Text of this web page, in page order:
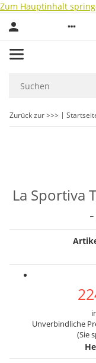
Zum Hauptinhalt
Zurück zur >>>
La Sportiva
Unverbindliche
(Sie